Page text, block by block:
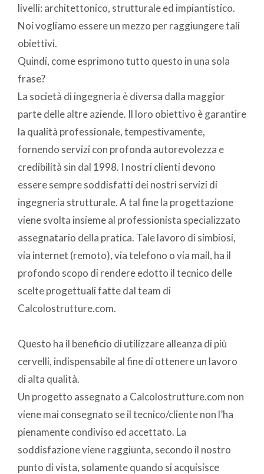
livelli: architettonico, strutturale ed impiantistico.
Noi vogliamo essere un mezzo per raggiungere tali
obiettivi.
Quindi, come esprimono tutto questo in una sola
frase?
La società di ingegneria è diversa dalla maggior
parte delle altre aziende. Il loro obiettivo è garantire
la qualità professionale, tempestivamente,
fornendo servizi con profonda autorevolezza e
credibilità sin dal 1998. I nostri clienti devono
essere sempre soddisfatti dei nostri servizi di
ingegneria strutturale. A tal fine la progettazione
viene svolta insieme al professionista specializzato
assegnatario della pratica. Tale lavoro di simbiosi,
via internet (remoto), via telefono o via mail, ha il
profondo scopo di rendere edotto il tecnico delle
scelte progettuali fatte dal team di
Calcolostrutture.com.
Questo ha il beneficio di utilizzare alleanza di più
cervelli, indispensabile al fine di ottenere un lavoro
di alta qualità.
Un progetto assegnato a Calcolostrutture.com non
viene mai consegnato se il tecnico/cliente non l’ha
pienamente condiviso ed accettato. La
soddisfazione viene raggiunta, secondo il nostro
punto di vista, solamente quando si acquisisce